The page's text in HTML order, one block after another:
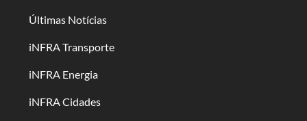
Últimas Notícias
iNFRA Transporte
iNFRA Energia
iNFRA Cidades